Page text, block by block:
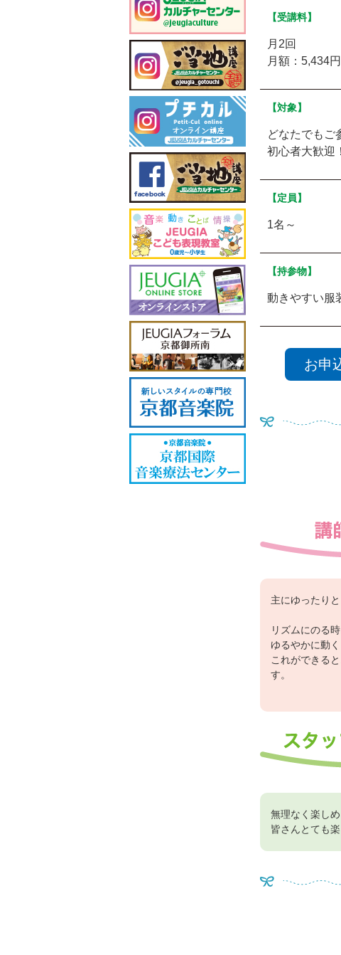
【受講料】
月2回
月額：5,434
【対象】
どなたでもご
初心者大歓迎！
【定員】
1名～
【持参物】
動きやすい服
お申
主にゆったり
リズムにのる
ゆるやかに動
これができる
す。
無理なく楽し
皆さんとても